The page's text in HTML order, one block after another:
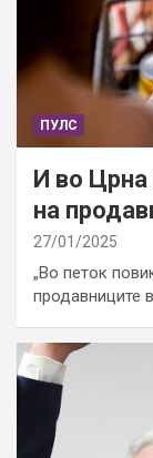
ПУЛС
И во Црна
на
27/01/2025
„Во петок
продавниците